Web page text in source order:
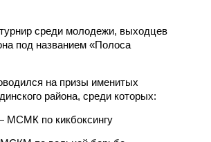
среди молодежи, выходцев
под названием «Полоса
на призы именитых
района, среди которых:
МСМК по кикбоксингу